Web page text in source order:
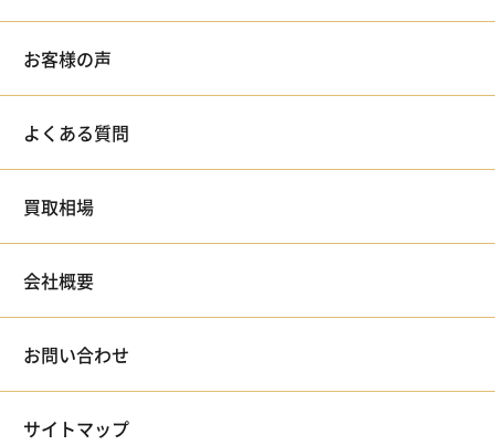
お客様の声
よくある質問
買取相場
会社概要
お問い合わせ
サイトマップ